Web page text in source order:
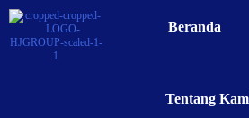
Beranda
Tentang